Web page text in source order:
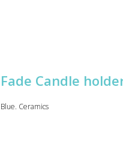
Fade Candle
Blue. Ceramics